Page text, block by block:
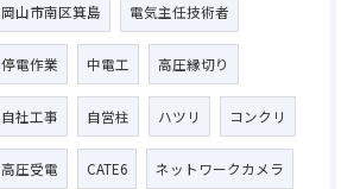
岡山市南区箕島 電気主任技術者
停電作業 中電工 高圧縁切り
自社工事 自営柱 ハツリ コンクリ
高圧受電 CATE6 ネットワークカメラ